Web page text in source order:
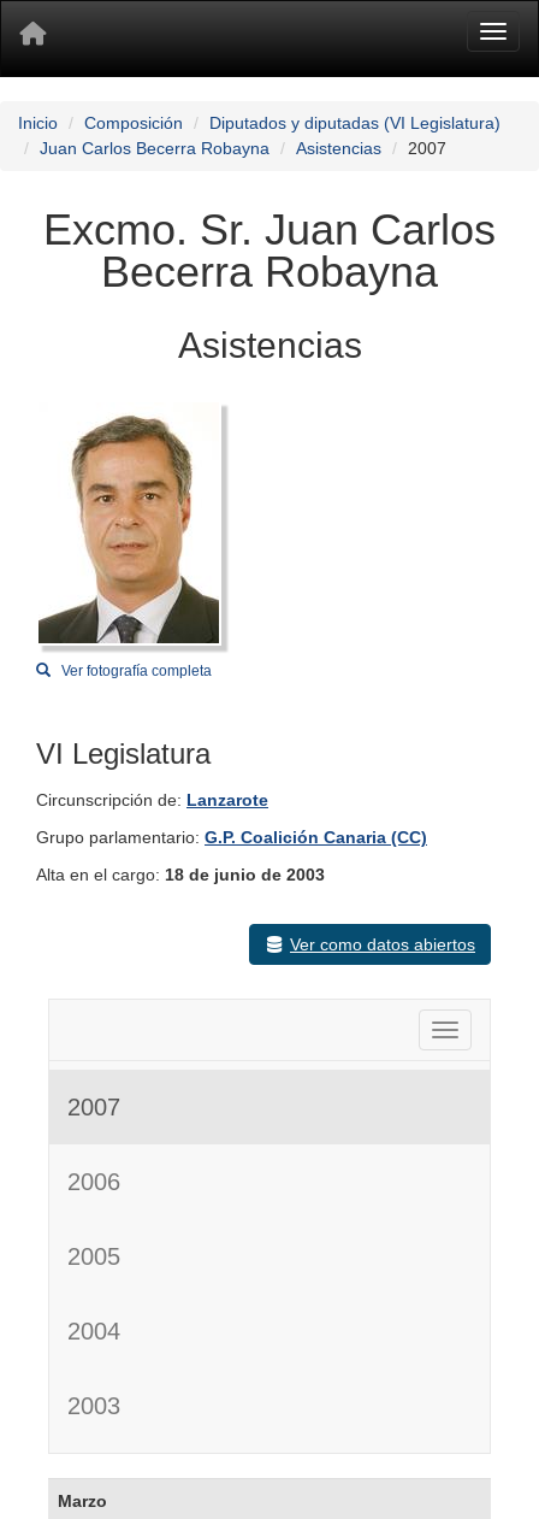
Inicio Composición
Diputados y diputadas (VI Legislatura)
Juan Carlos Becerra Robayna
Asistencias 2007
Excmo. Sr. Juan Carlos
Becerra Robayna
Asistencias
Ver fotografía completa
VI Legislatura
Circunscripción de: Lanzarote
Grupo parlamentario: G.P. Coalición Canaria (CC)
Alta en el cargo: 18 de junio de 2003
Ver como datos abiertos
Activar
2007
2006
2005
2004
2003
Marzo